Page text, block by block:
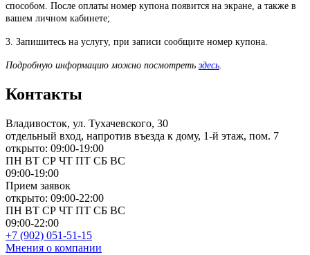
способом. После оплаты номер купона появится на экране, а также в
вашем личном кабинете;
3. Запишитесь на услугу, при записи сообщите номер купона.
Подробную информацию можно посмотреть здесь.
Контакты
Владивосток, ул. Тухачевского, 30
отдельный вход, напротив въезда к дому, 1-й этаж, пом. 7
открыто: 09:00-19:00
ПН ВТ СР ЧТ ПТ СБ ВС
09:00-19:00
Прием заявок
открыто: 09:00-22:00
ПН ВТ СР ЧТ ПТ СБ ВС
09:00-22:00
+7 (902) 051-51-15
Мнения о компании